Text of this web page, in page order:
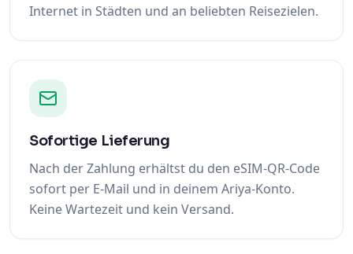
Internet in Städten und an beliebten Reisezielen.
Sofortige Lieferung
Nach der Zahlung erhältst du den eSIM-QR-Code
sofort per E-Mail und in deinem Ariya-Konto.
Keine Wartezeit und kein Versand.